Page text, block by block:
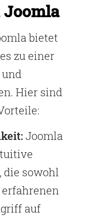
bietet
zu einer
Hier sind
Joomla
die sowohl
auf